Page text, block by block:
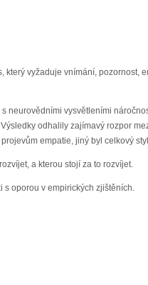
vyžaduje vnímání, pozornost,
vysvětleními
odhalily zajímavý rozpor
empatie, jiný byl celkový
a kterou stojí za to rozvíjet.
s oporou v empirických zjištěních.